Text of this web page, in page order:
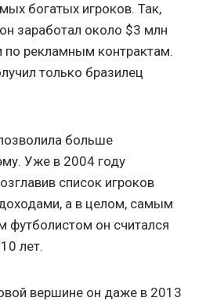
богатых игроков. Так,
заработал около $3 млн
по рекламным контрактам.
только бразилец
больше
Уже в 2004 году
список игроков
а в целом, самым
он считался
лет.
вершине он даже в 2013